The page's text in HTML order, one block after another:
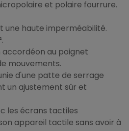
et polaire fourrure.
haute imperméabilité.
accordéon au poignet
mouvements.
d'une patte de serrage
un ajustement sûr et
les écrans tactiles
appareil tactile sans avoir à